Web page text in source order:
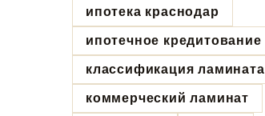
ипотека краснодар
ипотечное кредитование
классификация ламината
коммерческий ламинат